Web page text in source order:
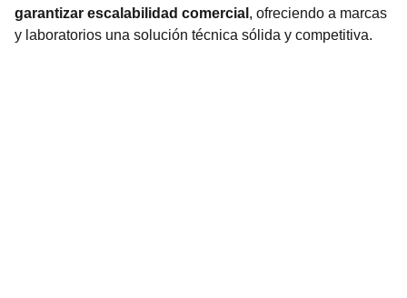
garantizar escalabilidad comercial , ofreciendo a marcas
y laboratorios una solución técnica sólida y competitiva.